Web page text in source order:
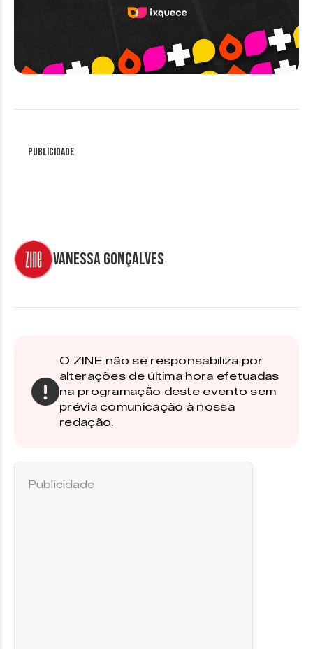
Publicidade
Vanessa Gonçalves
O ZINE não se responsabiliza por
alterações de última hora efetuadas
na programação deste evento sem
prévia comunicação à nossa
redação.
Publicidade